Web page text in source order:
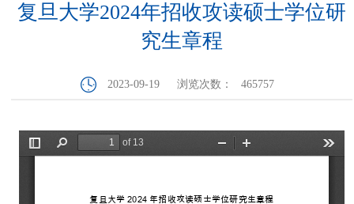
复旦大学2024年招收攻读硕士学位研
究生章程
2023-09-19 浏览次数： 465757